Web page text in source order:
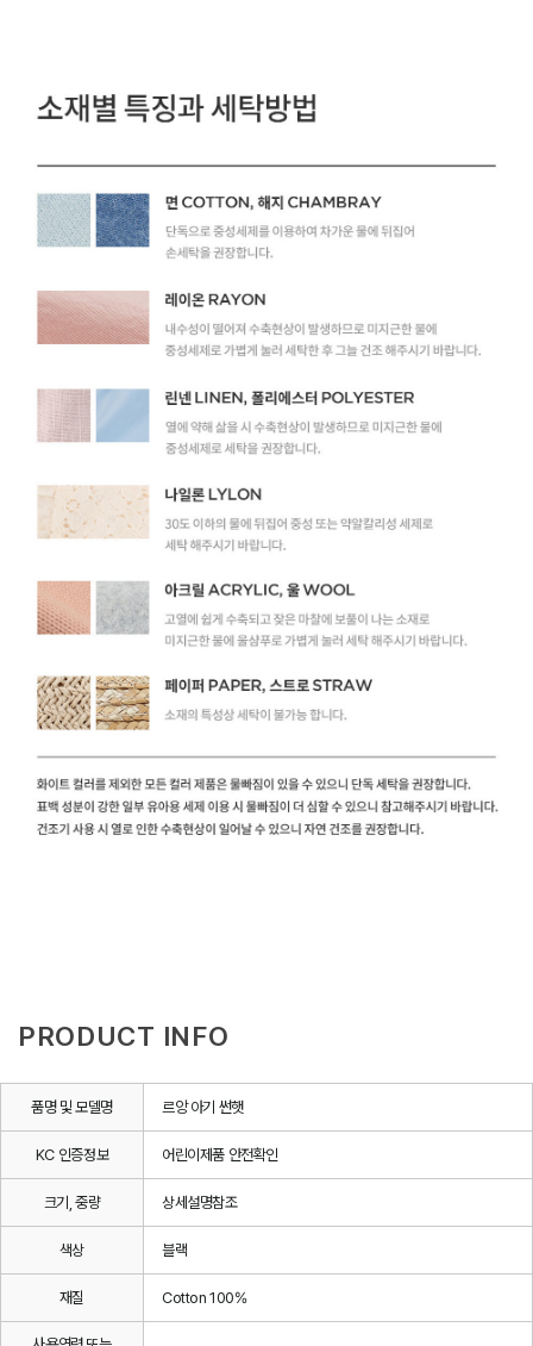
PRODUCT INFO
품명 및 모델명 르앙 아기 썬햇
KC 인증정보 어린이제품 안전확인
크기, 중량 상세설명참조
색상 블랙
재질 Cotton 100%